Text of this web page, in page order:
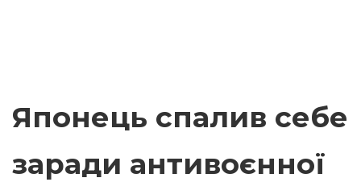
Японець спалив себе
заради антивоєнної